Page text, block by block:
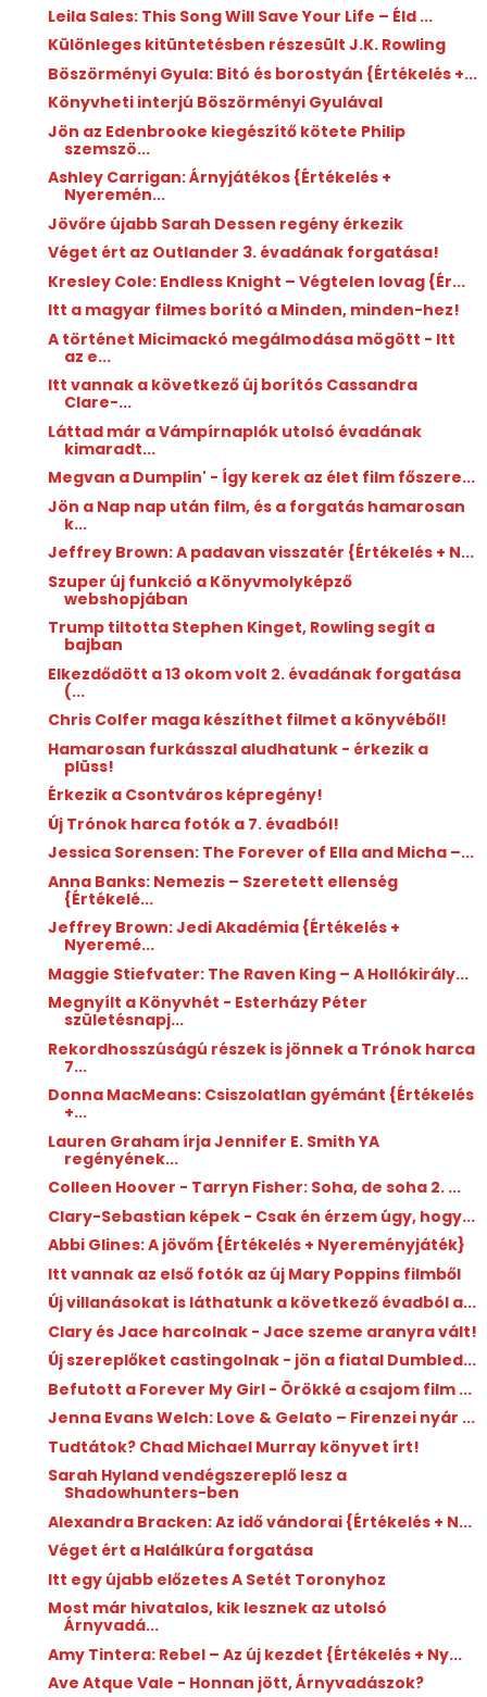
Leila Sales: This ​Song Will Save Your Life – Éld ...
Különleges kitüntetésben részesült J.K. Rowling
Böszörményi Gyula: Bitó ​és borostyán {Értékelés +...
Könyvheti interjú Böszörményi Gyulával
Jön az Edenbrooke kiegészítő kötete Philip
szemszö...
Ashley Carrigan: Árnyjátékos {Értékelés +
Nyeremén...
Jövőre újabb Sarah Dessen regény érkezik
Véget ért az Outlander 3. évadának forgatása!
Kresley Cole: Endless ​Knight – Végtelen lovag {Ér...
Itt a magyar filmes borító a Minden, minden-hez!
A történet Micimackó megálmodása mögött - Itt
az e...
Itt vannak a következő új borítós Cassandra
Clare-...
Láttad már a Vámpírnaplók utolsó évadának
kimaradt...
Megvan a Dumplin' - Így kerek az élet film főszere...
Jön a Nap nap után film, és a forgatás hamarosan
k...
Jeffrey Brown: A ​padavan visszatér {Értékelés + N...
Szuper új funkció a Könyvmolyképző
webshopjában
Trump tiltotta Stephen Kinget, Rowling segít a
bajban
Elkezdődött a 13 okom volt 2. évadának forgatása
(...
Chris Colfer maga készíthet filmet a könyvéből!
Hamarosan furkásszal aludhatunk - érkezik a
plüss!
Érkezik a Csontváros képregény!
Új Trónok harca fotók a 7. évadból!
Jessica Sorensen: The ​Forever of Ella and Micha –...
Anna Banks: Nemezis – Szeretett ellenség
{Értékelé...
Jeffrey Brown: Jedi ​Akadémia {Értékelés +
Nyeremé...
Maggie Stiefvater: The ​Raven King – A Hollókirály...
Megnyílt a Könyvhét - Esterházy Péter
születésnapj...
Rekordhosszúságú részek is jönnek a Trónok harca
7...
Donna MacMeans: Csiszolatlan ​gyémánt {Értékelés
+...
Lauren Graham írja Jennifer E. Smith YA
regényének...
Colleen Hoover - Tarryn Fisher: Soha, ​de soha 2. ...
Clary-Sebastian képek - Csak én érzem úgy, hogy...
Abbi Glines: A ​jövőm {Értékelés + Nyereményjáték}
Itt vannak az első fotók az új Mary Poppins filmből
Új villanásokat is láthatunk a következő évadból a...
Clary és Jace harcolnak - Jace szeme aranyra vált!
Új szereplőket castingolnak - jön a fiatal Dumbled...
Befutott a Forever My Girl - Örökké a csajom film ...
Jenna Evans Welch: Love ​& Gelato – Firenzei nyár ...
Tudtátok? Chad Michael Murray könyvet írt!
Sarah Hyland vendégszereplő lesz a
Shadowhunters-ben
Alexandra Bracken: Az ​idő vándorai {Értékelés + N...
Véget ért a Halálkúra forgatása
Itt egy újabb előzetes A Setét Toronyhoz
Most már hivatalos, kik lesznek az utolsó
Árnyvadá...
Amy Tintera: Rebel ​– Az új kezdet {Értékelés + Ny...
Ave Atque Vale - Honnan jött, Árnyvadászok?